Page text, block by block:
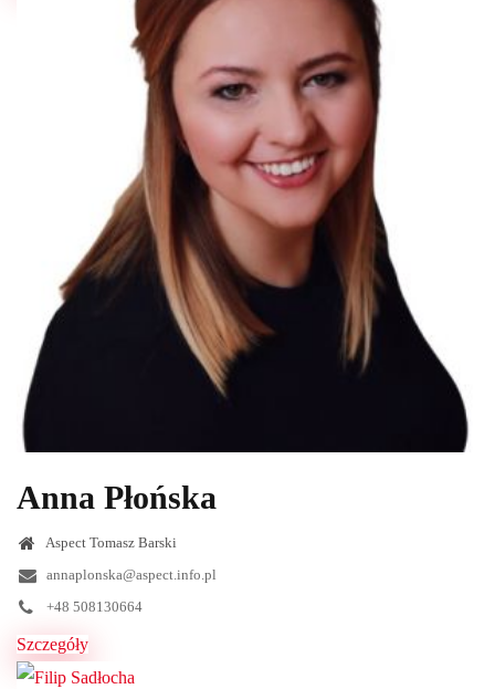
Anna Płońska
Aspect Tomasz Barski
annaplonska@aspect.info.pl
+48 508130664
Szczegóły